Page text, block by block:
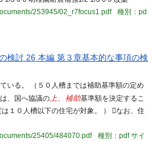
253945/02_r7focus1.pdf
種別：pd
検討 26 本編 第３章基本的な事項の検
いる。 （５０人槽までは補助基準額の定め
、国へ協議の上、補助基準額を決定するこ
１０人槽以下の住宅が対象。 ） なお、住
25405/484070.pdf
種別：pdfサイ